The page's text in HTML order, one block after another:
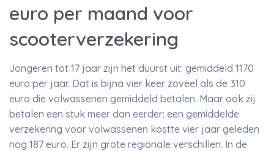
euro per maand voor
scooterverzekering
Jongeren tot 17 jaar zijn het duurst uit: gemiddeld 1170
euro per jaar. Dat is bijna vier keer zoveel als de 310
euro die volwassenen gemiddeld betalen. Maar ook zij
betalen een stuk meer dan eerder: een gemiddelde
verzekering voor volwassenen kostte vier jaar geleden
nog 187 euro. Er zijn grote regionale verschillen. In de